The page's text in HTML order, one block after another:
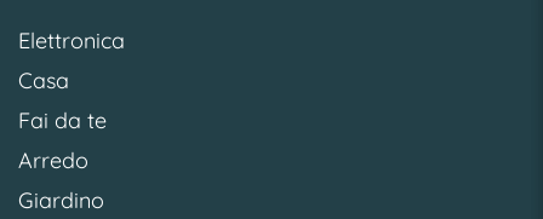
Elettronica
Casa
Fai da te
Arredo
Giardino